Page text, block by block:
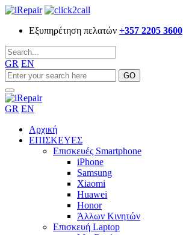
Εξυπηρέτηση πελατών +357 2205 3600
GR EN
GR EN
Αρχική
ΕΠΙΣΚΕΥΕΣ
Επισκευές Smartphone
iPhone
Samsung
Xiaomi
Huawei
Honor
Άλλων Κινητών
Επισκευή Laptop